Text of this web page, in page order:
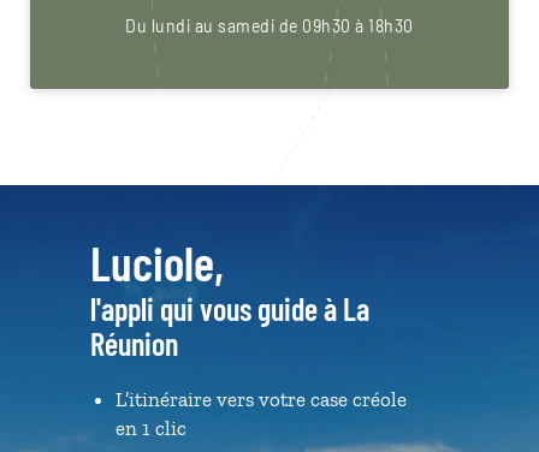
Du lundi au samedi de 09h30 à 18h30
Luciole,
l'appli qui vous guide à La
Réunion
L’itinéraire vers votre case créole
en 1 clic